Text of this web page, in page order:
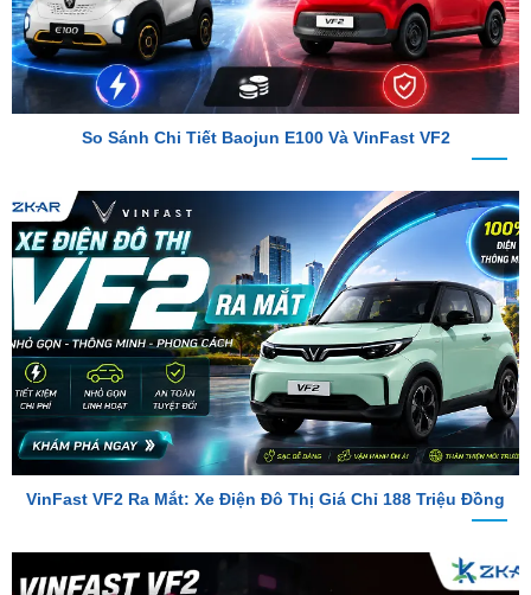
So Sánh Chi Tiết Baojun E100 Và VinFast VF2
VinFast VF2 Ra Mắt: Xe Điện Đô Thị Giá Chỉ 188 Triệu Đồng